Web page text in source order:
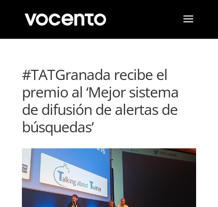
#TATGranada recibe el
premio al ‘Mejor sistema
de difusión de alertas de
búsquedas’